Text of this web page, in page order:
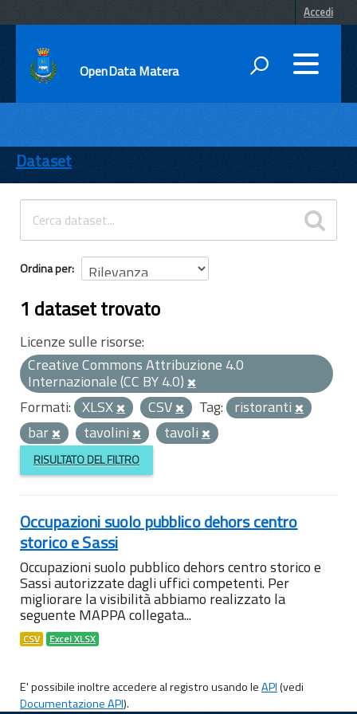
Accedi
OpenData Matera
ENTI
TEMI
INFORMAZIONI
Dataset
Ordina per
1 dataset trovato
Licenze sulle risorse:
Creative Commons Attribuzione 4.0
Internazionale (CC BY 4.0)
Formati: XLSX CSV Tag: ristoranti
bar
tavolini tavoli
RISULTATO DEL FILTRO
Occupazioni suolo pubblico dehors centro
storico e Sassi
Occupazioni suolo pubblico dehors centro storico e
Sassi autorizzate dagli uffici competenti. Per
migliorare la visibilità abbiamo realizzato la
seguente MAPPA collegata...
CSV Excel XLSX
E' possibile inoltre accedere al registro usando leAPI(vedi
Documentazione API).